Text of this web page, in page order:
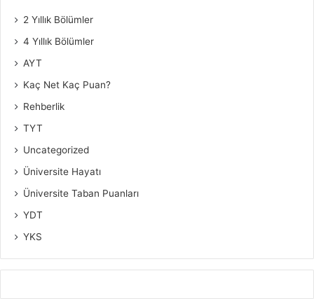
2 Yıllık Bölümler
4 Yıllık Bölümler
AYT
Kaç Net Kaç Puan?
Rehberlik
TYT
Uncategorized
Üniversite Hayatı
Üniversite Taban Puanları
YDT
YKS